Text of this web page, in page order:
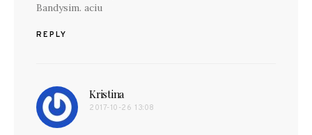
Bandysim. aciu
REPLY
Kristina
2017-10-26 13:08